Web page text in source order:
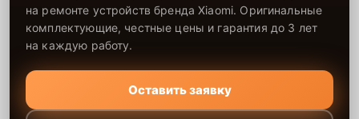
на ремонте устройств бренда Xiaomi. Оригинальные
комплектующие, честные цены и гарантия до 3 лет
на каждую работу.
Оставить заявку